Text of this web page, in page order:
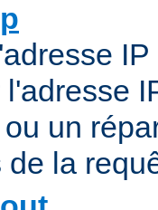
un
de la